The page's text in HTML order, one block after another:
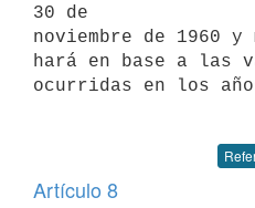
30 de
noviembre de 1960
hará en base a las
ocurridas en los
Artículo 8